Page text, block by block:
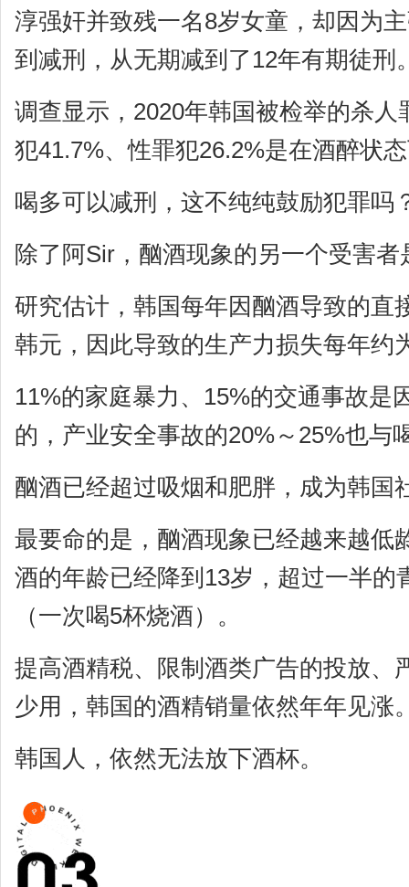
淳强奸并致残一名8岁女童，却因为
到减刑，从无期减到了12年有期徒刑
调查显示，2020年韩国被检举的杀人
犯41.7%、性罪犯26.2%是在酒醉状
喝多可以减刑，这不纯纯鼓励犯罪吗
除了阿Sir，酗酒现象的另一个受害
研究估计，韩国每年因酗酒导致的直
韩元，因此导致的生产力损失每年约
11%的家庭暴力、15%的交通事故是
的，产业安全事故的20%～25%也与
酗酒已经超过吸烟和肥胖，成为韩国
最要命的是，酗酒现象已经越来越低
酒的年龄已经降到13岁，超过一半的
（一次喝5杯烧酒）。
提高酒精税、限制酒类广告的投放、
少用，韩国的酒精销量依然年年见涨
韩国人，依然无法放下酒杯。